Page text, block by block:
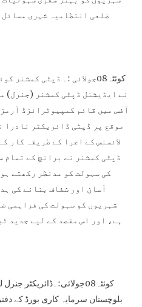
ضلعی انتظامیہ شہری
کوئٹہ08جولائی :۔ ڈپٹی
نے ایڈیشنل ڈپٹی کمشنر (جنرل)
آفس میں قائم کمپیوٹرائزڈ
موقع پر ڈپٹی ڈائریکٹر نادرا
لائسنس کے اجرا کے طریقہ کار
ڈپٹی کمشنر نے برانچ کے تمام
کی سہولت کو مدنظر رکھتے
آسان اور شفاف بنانے کی
شہریوں کو سہولت کی فراہمی
ہے، اور اس مقصد کے لیے جدید
کوئٹہ08جولائی:۔ڈائریکٹر
بلوچستان سرمایہ کاری بورڈ کے